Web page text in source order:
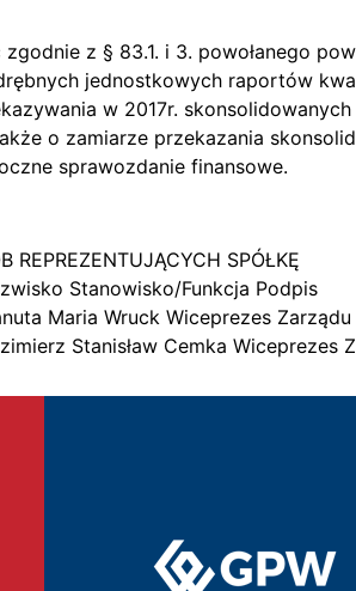
zgodnie z § 83.1. i 3. powołanego
jednostkowych raportów
w 2017r.
o zamiarze przekazania
sprawozdanie finansowe.
REPREZENTUJĄCYCH SPÓŁKĘ
Stanowisko/Funkcja Podpis
Maria Wruck Wiceprezes Zarządu
Stanisław Cemka Wiceprezes